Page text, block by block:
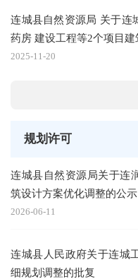
连城县自然资源局 关于连
药房 建设工程等2个项目
2025-11-20
规划许可
连城县自然资源局关于连
筑设计方案优化调整的公示
2026-06-11
连城县人民政府关于连城
细规划调整的批复